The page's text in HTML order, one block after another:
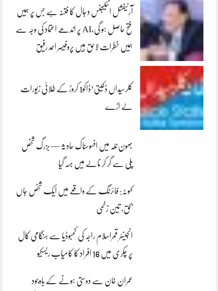
آرٹیفشل انٹلیجنس دجال کا فتنہ ہے جس پر ہمیں
فتح حاصل ہو گی،AI پر اندھے اعتماد کی وجہ سے
ہمیں خطرات لاحق ہیں پروفیسر احمد رفیق
کلرسیداں ڈکیتی‘ڈاکو1 کروڑ کے طلائی زیورات
لے اڑے
بھون نلہ میں افسوسناک حادثہ — بزرگ شخص
پلی سے گر کر نالے میں بہہ گیا
کہوٹہ: فائرنگ کے واقعے میں ایک شخص جاں
بحق، تین زخمی
انجینئر قمراسلام راجہ کی کمبوڈیا سے ہنگامی کال
پر چکری میں 16 افراد کا کامیاب ریسکیو
عمران خان سے دوستی ہونے کے باوجود